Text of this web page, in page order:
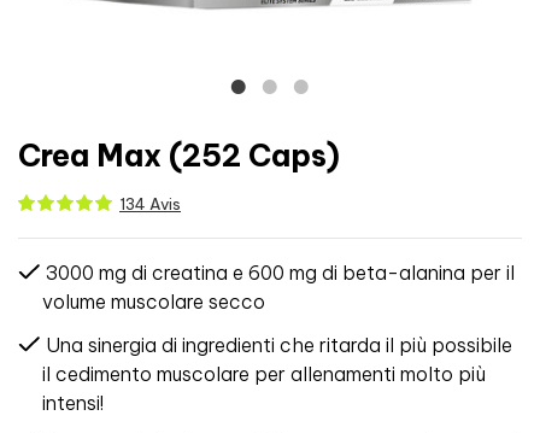
Crea Max (252 Caps)
134 Avis
3000 mg di creatina e 600 mg di beta-alanina per il
volume muscolare secco
Una sinergia di ingredienti che ritarda il più possibile
il cedimento muscolare per allenamenti molto più
intensi!